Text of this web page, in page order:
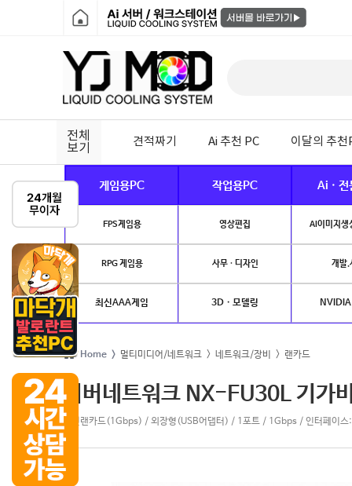
전체
보기
견적짜기 Ai 추천 PC 이달의 추천
게임용PC 작업용PC Ai · 전
FPS게임용 영상편집 AI이미지생
RPG 게임용 사무 · 디자인 개발.
최신AAA게임 3D · 모델링
Home > 멀티미디어/네트워크 > 네트워크/장비 > 랜카드
리버네트워크 NX-FU30L 기가
유선랜카드(1Gbps) / 외장형(USB어댑터) / 1포트 / 1Gbps / 인터페이